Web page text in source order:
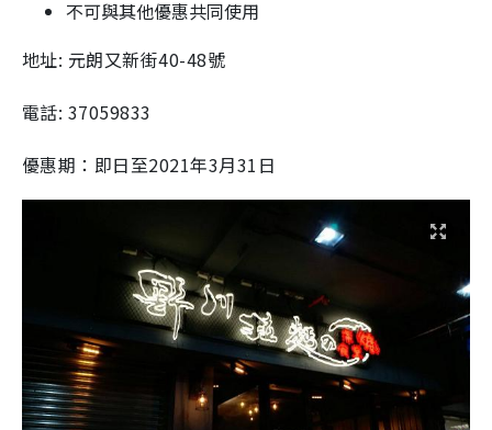
不可與其他優惠共同使用
地址: 元朗又新街40-48號
電話: 37059833
優惠期：即日至2021年3月31日